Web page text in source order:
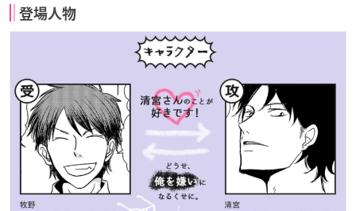
登場人物